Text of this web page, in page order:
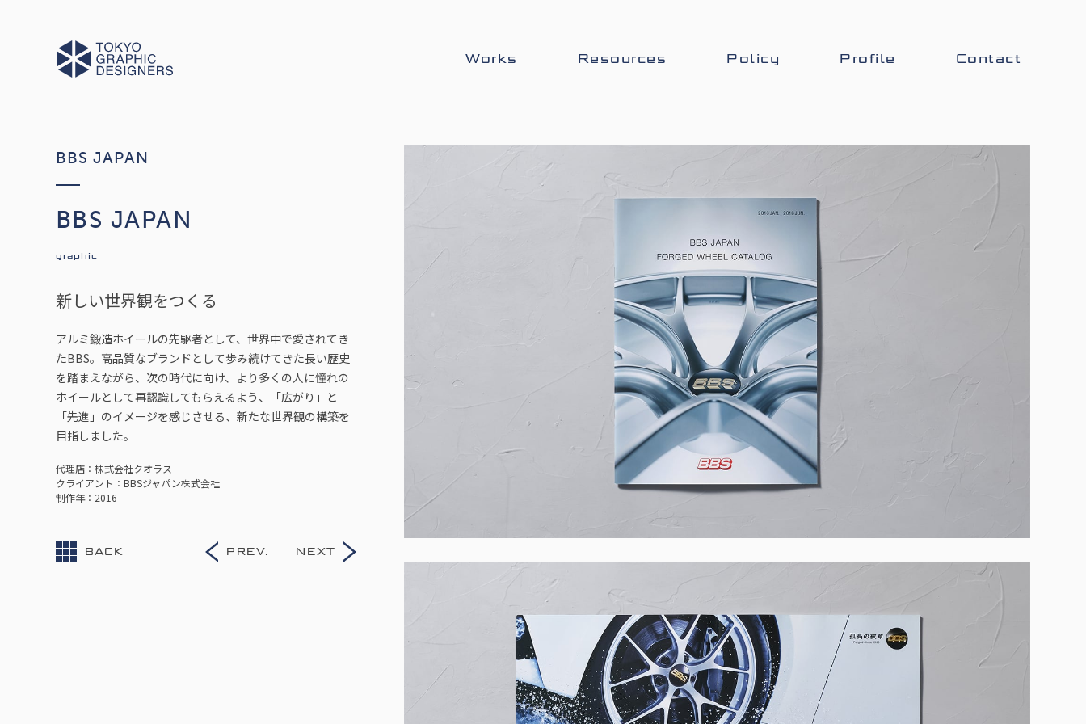
Works Resources Policy Profile Contact
BBS JAPAN
BBS JAPAN
graphic
新しい世界観をつくる
アルミ鍛造ホイールの先駆者として、世界中で愛されてき
たBBS。高品質なブランドとして歩み続けてきた長い歴史
を踏まえながら、次の時代に向け、より多くの人に憧れの
ホイールとして再認識してもらえるよう、「広がり」と
「先進」のイメージを感じさせる、新たな世界観の構築を
目指しました。
代理店
株式会社クオラス
クライアント
BBSジャパン株式会社
制作年
2016
BACK PREV. NEXT